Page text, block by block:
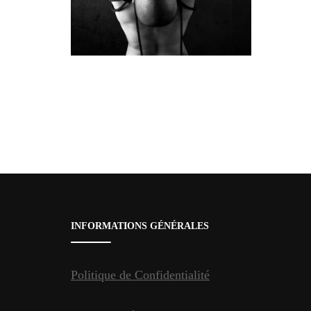
INFORMATIONS GÉNÉRALES
Politique de Confidentialité